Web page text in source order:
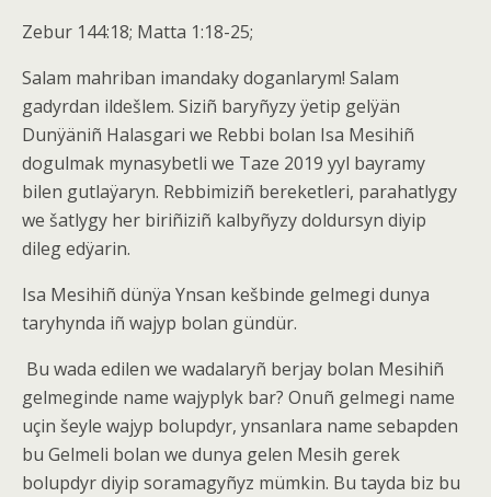
Zebur 144:18; Matta 1:18-25;
Salam mahriban imandaky doganlarym! Salam
gadyrdan ildešlem. Siziñ baryñyzy ÿetip gelÿän
Dunÿäniñ Halasgari we Rebbi bolan Isa Mesihiñ
dogulmak mynasybetli we Taze 2019 yyl bayramy
bilen gutlaÿaryn. Rebbimiziñ bereketleri, parahatlygy
we šatlygy her biriñiziñ kalbyñyzy doldursyn diyip
dileg edÿarin.
Isa Mesihiñ dünÿa Ynsan kešbinde gelmegi dunya
taryhynda iñ wajyp bolan gündür.
Bu wada edilen we wadalaryñ berjay bolan Mesihiñ
gelmeginde name wajyplyk bar? Onuñ gelmegi name
uçin šeyle wajyp bolupdyr, ynsanlara name sebapden
bu Gelmeli bolan we dunya gelen Mesih gerek
bolupdyr diyip soramagyñyz mümkin. Bu tayda biz bu